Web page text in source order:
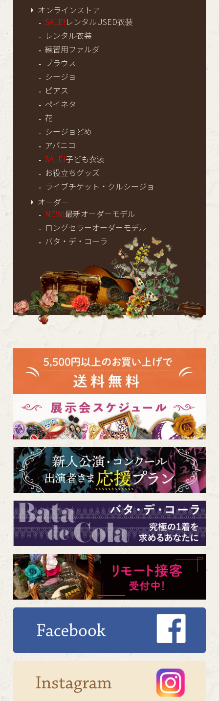
オンラインストア
SALE! レンタルUSED衣装
レンタル衣装
練習用ファルダ
ブラウス
シージョ
ピアス
ペイネタ
花
シージョどめ
アバニコ
SALE!子ども衣装
お役立ちグッズ
ライブチケット・クルシージョ
オーダー
NEW!最新オーダーモデル
ロングセラーオーダーモデル
バタ・デ・コーラ